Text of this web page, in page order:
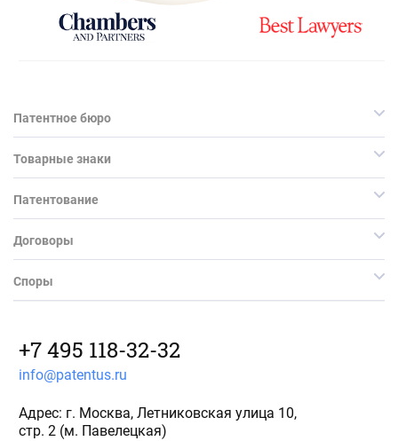
Патентное бюро
Товарные знаки
Патентование
Договоры
Споры
+7 495 118-32-32
info@patentus.ru
Адрес: г. Москва, Летниковская улица 10,
стр. 2 (м. Павелецкая)